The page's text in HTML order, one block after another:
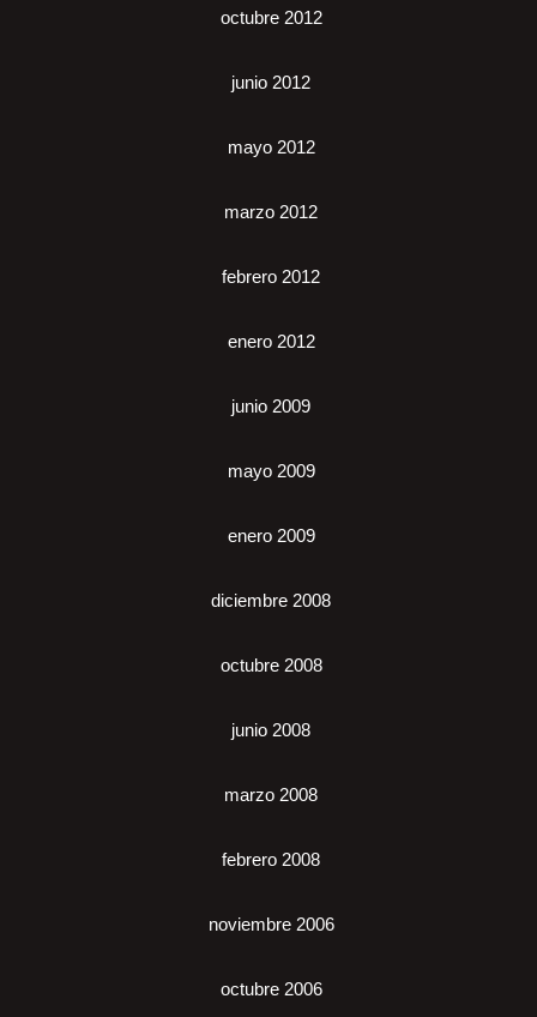
octubre 2012
junio 2012
mayo 2012
marzo 2012
febrero 2012
enero 2012
junio 2009
mayo 2009
enero 2009
diciembre 2008
octubre 2008
junio 2008
marzo 2008
febrero 2008
noviembre 2006
octubre 2006